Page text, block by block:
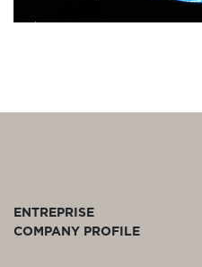
ENTREPRISE
COMPANY PROFILE